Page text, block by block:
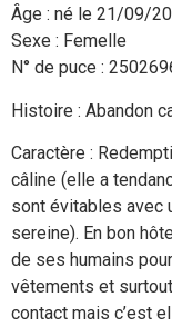
Âge : né le 21/09/
Sexe : Femelle
N° de puce :
Histoire : Abandon
Caractère :
câline (elle a
sont évitables avec
sereine). En bon
de ses humains
vêtements et
contact mais c’est